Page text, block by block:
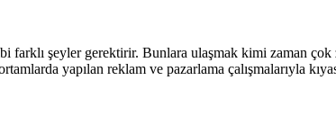
farklı şeyler gerektirir. Bunlara ulaşmak kimi zaman
yapılan reklam ve pazarlama çalışmalarıyla